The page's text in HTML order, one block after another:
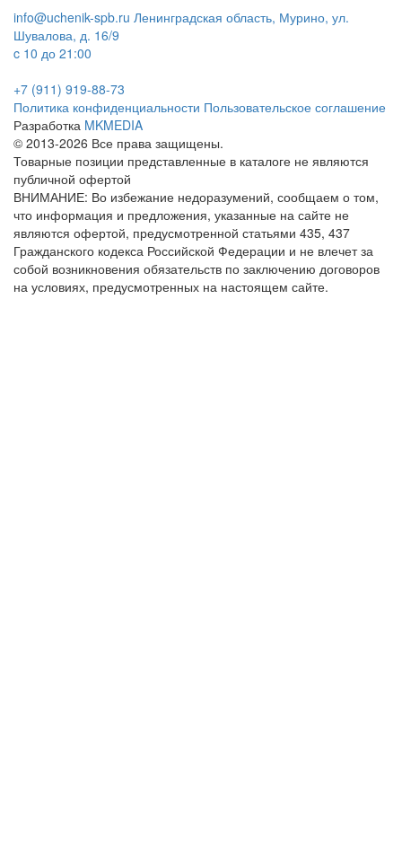
info@uchenik-spb.ru Ленинградская область, Мурино, ул.
Шувалова, д. 16/9
c 10 до 21:00
+7 (911) 919-88-73
Политика конфиденциальности Пользовательское соглашение
Разработка MKMEDIA
© 2013-2026 Все права защищены.
Товарные позиции представленные в каталоге не являются
публичной офертой
ВНИМАНИЕ: Во избежание недоразумений, сообщаем о том,
что информация и предложения, указанные на сайте не
являются офертой, предусмотренной статьями 435, 437
Гражданского кодекса Российской Федерации и не влечет за
собой возникновения обязательств по заключению договоров
на условиях, предусмотренных на настоящем сайте.